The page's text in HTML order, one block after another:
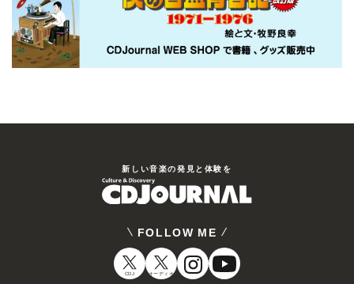
新しい⾳楽の発⾒と体験を
FOLLOW ME
CDJ オーディオ